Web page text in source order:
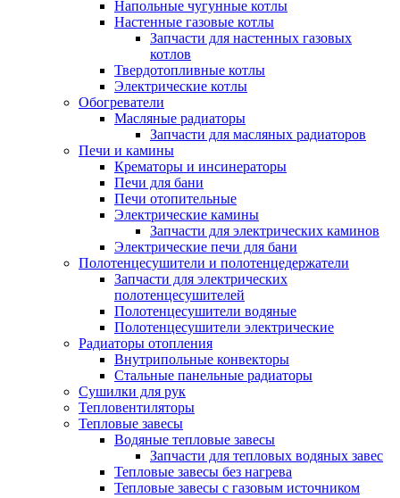
Напольные чугунные котлы
Настенные газовые котлы
Запчасти для настенных газовых
котлов
Твердотопливные котлы
Электрические котлы
Обогреватели
Масляные радиаторы
Запчасти для масляных радиаторов
Печи и камины
Крематоры и инсинераторы
Печи для бани
Печи отопительные
Электрические камины
Запчасти для электрических каминов
Электрические печи для бани
Полотенцесушители и полотенцедержатели
Запчасти для электрических
полотенцесушителей
Полотенцесушители водяные
Полотенцесушители электрические
Радиаторы отопления
Внутрипольные конвекторы
Стальные панельные радиаторы
Сушилки для рук
Тепловентиляторы
Тепловые завесы
Водяные тепловые завесы
Запчасти для тепловых водяных завес
Тепловые завесы без нагрева
Тепловые завесы с газовым источником